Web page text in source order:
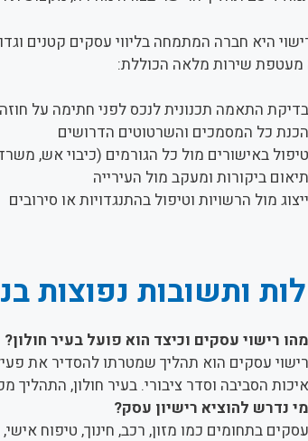
היא חברה המתמחה בליווי עסקים קטנים
בדיקת התאמה תכנונית לנכס לפני חתימה על חוזה
הכנת כל המסמכים והשרטוטים הדרושים
טיפול באישורים מול כל הגורמים (כיבוי אש,
תיאום ביקורות ומעקב מול העירייה
ותשובות נפוצות
מהו רישוי עסקים וכיצד הוא פועל בעיר חולון?
רישוי עסקים הוא תהליך שמטרתו להסדיר את
איכות הסביבה וסדר ציבורי. בעיר חולון, התהליך
מי נדרש להוציא רישיון עסק?